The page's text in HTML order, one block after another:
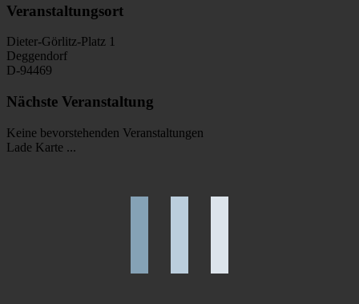
Facebook
Twitter
Reddit
LinkedIn
WhatsApp
Tumblr
Pinterest
Vk
E-
Veranstaltungsort
Dieter-Görlitz-Platz 1
Deggendorf
D-94469
Nächste Veranstaltung
Keine bevorstehenden Veranstaltungen
Lade Karte ...